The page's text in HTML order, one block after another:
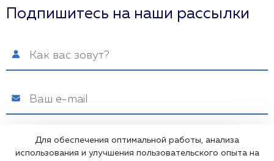
Подпишитесь на наши рассылки
Для обеспечения оптимальной работы, анализа
использования и улучшения пользовательского опыта на